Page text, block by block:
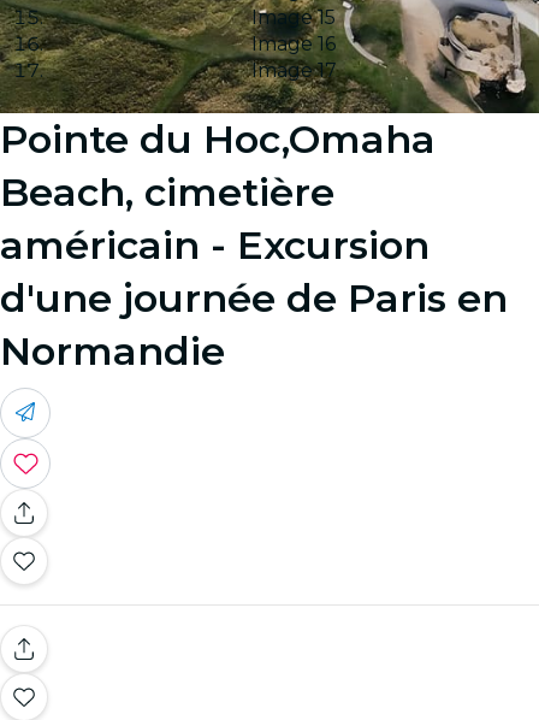
Image 15
Image 16
Image 17
Pointe du Hoc,Omaha
Beach, cimetière
américain - Excursion
d'une journée de Paris en
Normandie